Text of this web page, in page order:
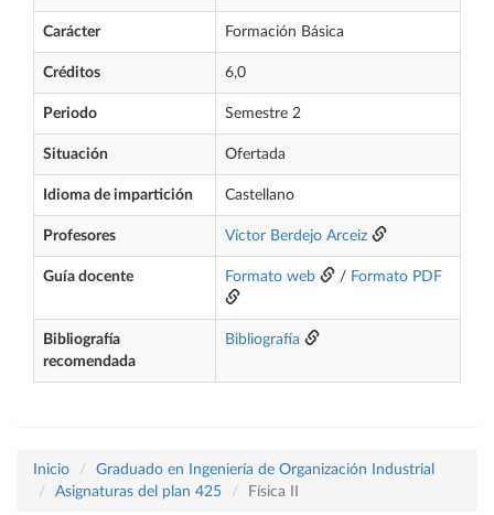
Carácter Formación Básica
Créditos 6,0
Periodo Semestre 2
Situación Ofertada
Idioma de impartición Castellano
Profesores Víctor Berdejo Arceiz
Guía docente Formato web / Formato PDF
Bibliografía
recomendada
Bibliografía
Inicio
Graduado en Ingeniería de Organización Industrial
Asignaturas del plan 425
Física II